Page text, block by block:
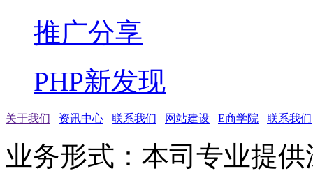
推广分享
PHP新发现
关于我们 资讯中心 联系我们 网站建设 E商学院 联系我们
业务形式：本司专业提